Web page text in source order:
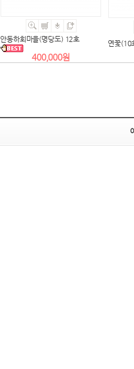
안동하회마을(명당도) 12호
400,000원
연꽃(10